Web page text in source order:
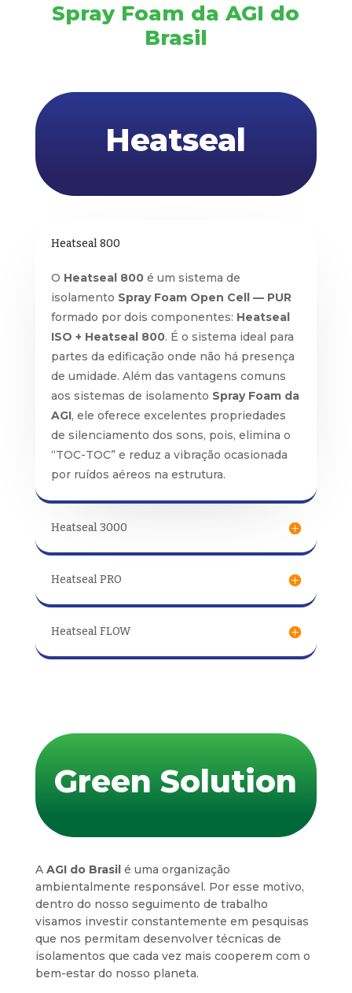
Spray Foam da AGI do
Brasil
Heatseal
Heatseal 800
O Heatseal 800é um sistema de
isolamento Spray Foam Open Cell — PUR
formado por dois componentes: Heatseal
ISO + Heatseal 800. É o sistema ideal para
partes da edificação onde não há presença
de umidade. Além das vantagens comuns
aos sistemas de isolamento Spray Foam da
AGI, ele oferece excelentes propriedades
de silenciamento dos sons, pois, elimina o
“TOC-TOC” e reduz a vibração ocasionada
por ruídos aéreos na estrutura.
Heatseal 3000
Heatseal PRO
Heatseal FLOW
Green Solution
A AGI do Brasilé uma organização
ambientalmente responsável. Por esse motivo,
dentro do nosso seguimento de trabalho
visamos investir constantemente em pesquisas
que nos permitam desenvolver técnicas de
isolamentos que cada vez mais cooperem com o
bem-estar do nosso planeta.